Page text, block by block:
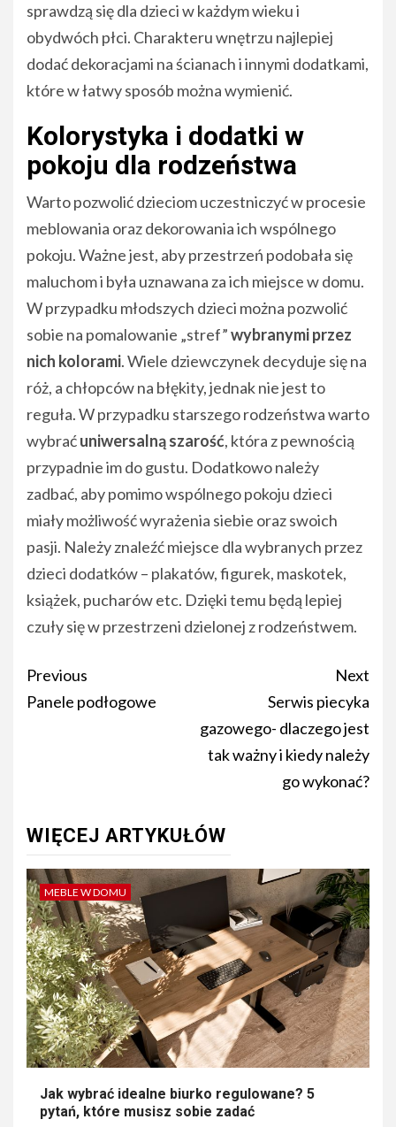
sprawdzą się dla dzieci w każdym wieku i
obydwóch płci. Charakteru wnętrzu najlepiej
dodać dekoracjami na ścianach i innymi dodatkami,
które w łatwy sposób można wymienić.
Kolorystyka i dodatki w
pokoju dla rodzeństwa
Warto pozwolić dzieciom uczestniczyć w procesie
meblowania oraz dekorowania ich wspólnego
pokoju. Ważne jest, aby przestrzeń podobała się
maluchom i była uznawana za ich miejsce w domu.
W przypadku młodszych dzieci można pozwolić
sobie na pomalowanie „stref”wybranymi przez
nich kolorami. Wiele dziewczynek decyduje się na
róż, a chłopców na błękity, jednak nie jest to
reguła. W przypadku starszego rodzeństwa warto
wybraćuniwersalną szarość, która z pewnością
przypadnie im do gustu. Dodatkowo należy
zadbać, aby pomimo wspólnego pokoju dzieci
miały możliwość wyrażenia siebie oraz swoich
pasji. Należy znaleźć miejsce dla wybranych przez
dzieci dodatków – plakatów, figurek, maskotek,
książek, pucharów etc. Dzięki temu będą lepiej
czuły się w przestrzeni dzielonej z rodzeństwem.
Post
navigation
Previous
Panele podłogowe
Next
Serwis piecyka
gazowego- dlaczego jest
tak ważny i kiedy należy
go wykonać?
WIĘCEJ ARTYKUŁÓW
MEBLE W DOMU
Jak wybrać idealne biurko regulowane? 5
pytań, które musisz sobie zadać